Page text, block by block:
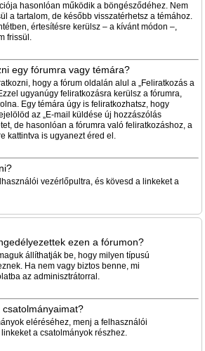
hasonlóan működik a böngésződéhez. Nem
a tartalom, de később visszatérhetsz a témához.
értesítésre kerülsz – a kívánt módon –,
frissül.
egy fórumra vagy témára?
hogy a fórum oldalán alul a „Feliratkozás a
ugyanúgy feliratkozásra kerülsz a fórumra,
Egy témára úgy is feliratkozhatsz, hogy
az „E-mail küldése új hozzászólás
de hasonlóan a fórumra való feliratkozáshoz, a
kattintva is ugyanezt éred el.
vezérlőpultra, és kövesd a linkeket a
ezen a fórumon?
állíthatják be, hogy milyen típusú
Ha nem vagy biztos benne, mi
az adminisztrátorral.
eléréséhez, menj a felhasználói
a csatolmányok részhez.